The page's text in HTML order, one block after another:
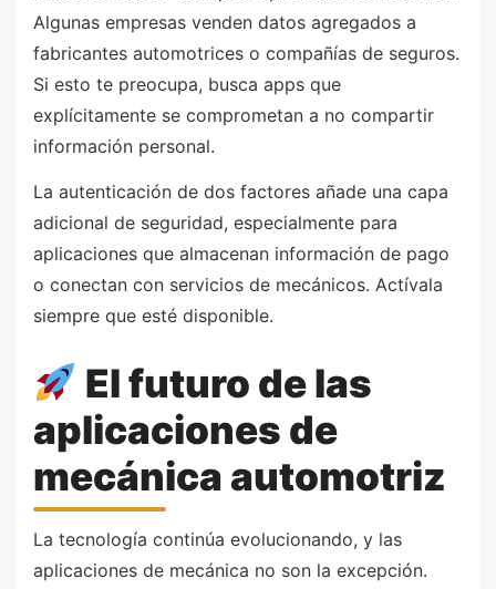
Algunas empresas venden datos agregados a
fabricantes automotrices o compañías de seguros.
Si esto te preocupa, busca apps que
explícitamente se comprometan a no compartir
información personal.
La autenticación de dos factores añade una capa
adicional de seguridad, especialmente para
aplicaciones que almacenan información de pago
o conectan con servicios de mecánicos. Actívala
siempre que esté disponible.
El futuro de las
aplicaciones de
mecánica automotriz
La tecnología continúa evolucionando, y las
aplicaciones de mecánica no son la excepción.